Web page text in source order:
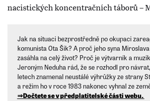
nacistických koncentračních táborů –
Jak na situaci bezprostředně po okupaci
komunista Ota Šik? A proč jeho syna
zasáhla na celý život? Proč je výtvarník a
Jeroným Neduha rád, že se rozhodl pro
letech znamenal neustálé výhrůžky ze strany
a režim ho v roce 1983 nakonec vyhnal ze
⇒Dočtete se v předplatitelské části webu.